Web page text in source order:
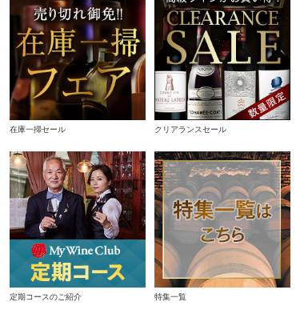
在庫一掃セール クリアランスセール
定期コースのご紹介 特集一覧